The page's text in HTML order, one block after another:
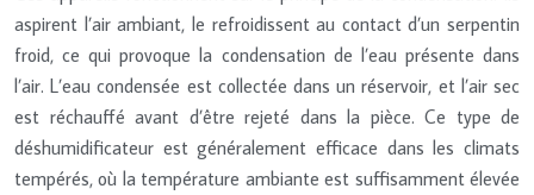
aspirent l’air ambiant, le refroidissent au contact d’un serpentin
froid, ce qui provoque la condensation de l’eau présente dans
l’air. L’eau condensée est collectée dans un réservoir, et l’air sec
est réchauffé avant d’être rejeté dans la pièce. Ce type de
déshumidificateur est généralement efficace dans les climats
tempérés, où la température ambiante est suffisamment élevée